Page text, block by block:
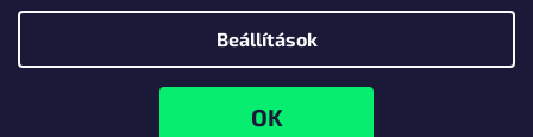
Beállítások
Falanzo.hu. Minden jog fenntartva.